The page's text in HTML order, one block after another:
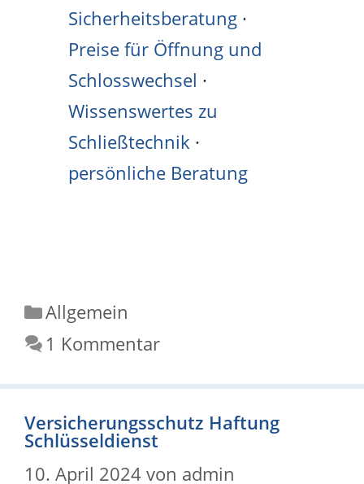
Sicherheitsberatung ·
Preise für Öffnung und
Schlosswechsel ·
Wissenswertes zu
Schließtechnik ·
persönliche Beratung
Kategorien
Allgemein
1 Kommentar
Versicherungsschutz Haftung
Schlüsseldienst
10. April 2024 von admin